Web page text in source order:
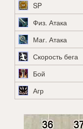
SP
Физ. Атака
Маг. Атака
Скорость бега
Бой
Агр